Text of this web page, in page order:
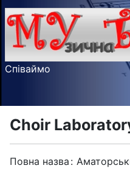
Співаймо
Сhoir
Повна назва :